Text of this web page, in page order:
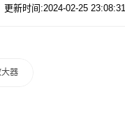
更新时间:2024-02-25 23:08:31
器